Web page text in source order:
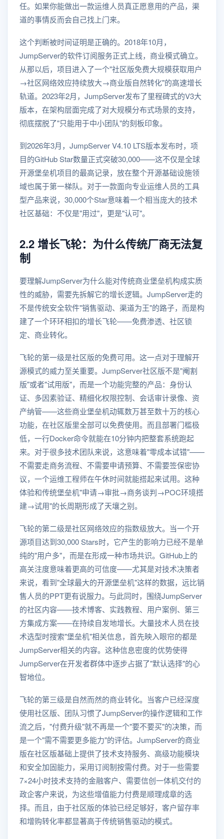
任。如果你能做出一款运维人员真正愿意用的产品，渠
道的事情反而会自己找上门来。
这个判断被时间证明是正确的。2018年10月，
JumpServer的软件订阅服务正式上线，商业模式确立。
从那以后，项目进入了一个"社区版免费大规模获取用户
→社区网络效应持续放大→商业版自然转化"的高速增长
轨道。2023年2月，JumpServer发布了里程碑式的V3大
版本，在架构层面完成了对大规模分布式场景的支持，
彻底摆脱了"只能用于中小团队"的刻板印象。
到2026年3月，JumpServer V4.10 LTS版本发布时，项
目的GitHub Star数量正式突破30,000——这不仅是全球
开源堡垒机项目的最高记录，放在整个开源基础设施领
域也属于第一梯队。对于一款面向专业运维人员的工具
型产品来说，30,000个Star意味着一个相当庞大的技术
社区基础：不仅是"用过"，更是"认可"。
2.2 增长飞轮：为什么传统厂商无法复
制
要理解JumpServer为什么能对传统商业堡垒机构成实质
性的威胁，需要先拆解它的增长逻辑。JumpServer走的
不是传统安全软件"销售驱动、渠道为王"的路子，而是构
建了一个环环相扣的增长飞轮——免费渗透、社区锁
定、商业转化。
飞轮的第一级是社区版的免费可用。这一点对于理解开
源模式的威力至关重要。JumpServer社区版不是"阉割
版"或者"试用版"，而是一个功能完整的产品：身份认
证、多因素验证、精细化权限控制、会话审计录像、资
产纳管——这些商业堡垒机动辄数万甚至数十万的核心
功能，在社区版里全部可以免费使用。而且部署门槛极
低，一行Docker命令就能在10分钟内把整套系统跑起
来。对于很多技术团队来说，这意味着"零成本试错"——
不需要走商务流程、不需要申请预算、不需要签保密协
议，一个运维工程师在午休时间就能搭起来试用。这种
体验和传统堡垒机"申请→审批→商务谈判→POC环境搭
建→试用"的长周期形成了天壤之别。
飞轮的第二级是社区网络效应的指数级放大。当一个开
源项目达到30,000 Stars时，它产生的影响力已经不是单
纯的"用户多"，而是在形成一种市场共识。GitHub上的
高关注度意味着更高的可信度——尤其是对技术决策者
来说，看到"全球最大的开源堡垒机"这样的数据，远比销
售人员的PPT更有说服力。与此同时，围绕JumpServer
的社区内容——技术博客、实践教程、用户案例、第三
方集成方案——在持续自发地增长。大量技术人员在技
术选型时搜索"堡垒机"相关信息，首先映入眼帘的都是
JumpServer相关的内容。这种信息密度的优势使得
JumpServer在开发者群体中逐步占据了"默认选择"的心
智地位。
飞轮的第三级是自然而然的商业转化。当客户已经深度
使用社区版、团队习惯了JumpServer的操作逻辑和工作
流之后，"付费升级"就不再是一个"要不要买"的决策，而
是一个"需不需要更多能力"的评估。JumpServer的商业
版在社区版基础上提供了技术支持服务、高级功能模块
和安全加固能力，采用订阅制按需付费。对于一些需要
7×24小时技术支持的金融客户、需要信创一体机交付的
政企客户来说，为这些增值能力付费是顺理成章的选
择。而且，由于社区版的体验已经足够好，客户留存率
和增购转化率都显著高于传统销售驱动的模式。